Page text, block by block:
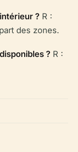
? R :
des zones.
? R :